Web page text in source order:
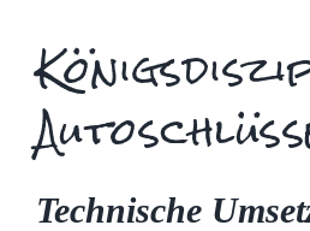
Technische